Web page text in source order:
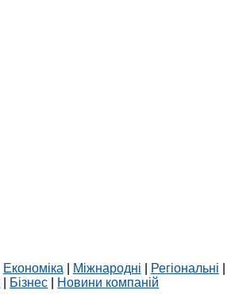
Економіка Міжнародні Регіональні
Бізнес Новини компаній